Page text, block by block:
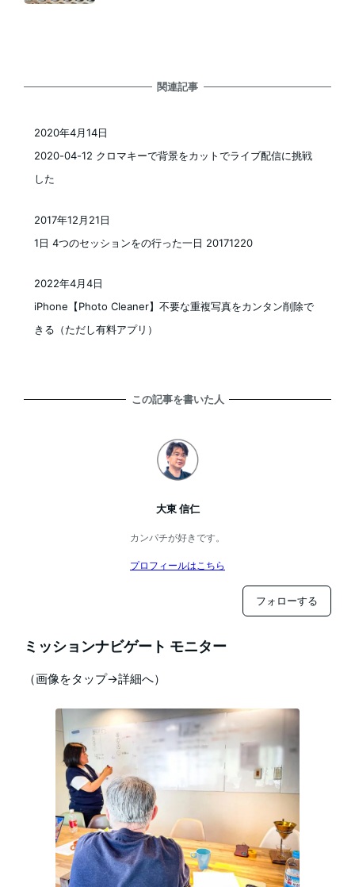
関連記事
2020-04-12 クロマキーで背景をカットでライブ配信に挑戦
した
2020年4月14日
1日 4つのセッションをの行った一日 20171220
投稿日
2017年12月21日
iPhone【Photo Cleaner】不要な重複写真をカンタン削除で
きる（ただし有料アプリ）
2022年4月4日
この記事を書いた人
大東 信仁
カンパチが好きです。
プロフィールはこちら
フォローする
ミッションナビゲート モニター
（画像をタップ→詳細へ）